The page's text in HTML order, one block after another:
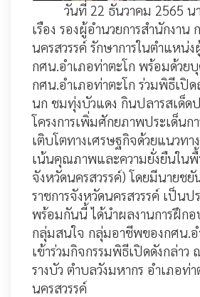
วันที่ 22 ธันวาคม 2565 นา
เรือง รองผู้อำนวยการสำนักงาน
นครสวรรค์ รักษาการในตำแหน่ง
กศน.อำเภอท่าตะโก พร้อมด้วย
กศน.อำเภอท่าตะโก ร่วมพิธีเปิด
นก ชมทุ่งบัวแดง กินปลารสเด็ด
โครงการเพิ่มศักยภาพประเด็นก
เติบโตทางเศรษฐกิจด้วยแนวทา
เน้นคุณภาพและความยั่งยืนใน
จังหวัดนครสวรรค์) โดยมีนายช
ราชการจังหวัดนครสวรรค์ เป็น
พร้อมกันนี้ ได้นำผลงานการฝึก
กลุ่มสนใจ กลุ่มอาชีพของกศน.อ
เข้าร่วมกิจกรรมพิธีเปิดดังกล่าว
รางบัว ตำบลวังมหากร อำเภอท่
นครสวรรค์